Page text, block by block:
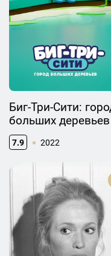
Биг-Три-Сити:
больших деревьев
7.9 2022